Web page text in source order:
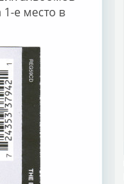
е место в